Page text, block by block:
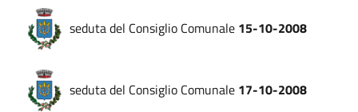
seduta del Consiglio Comunale 15-10-2008
seduta del Consiglio Comunale 17-10-2008